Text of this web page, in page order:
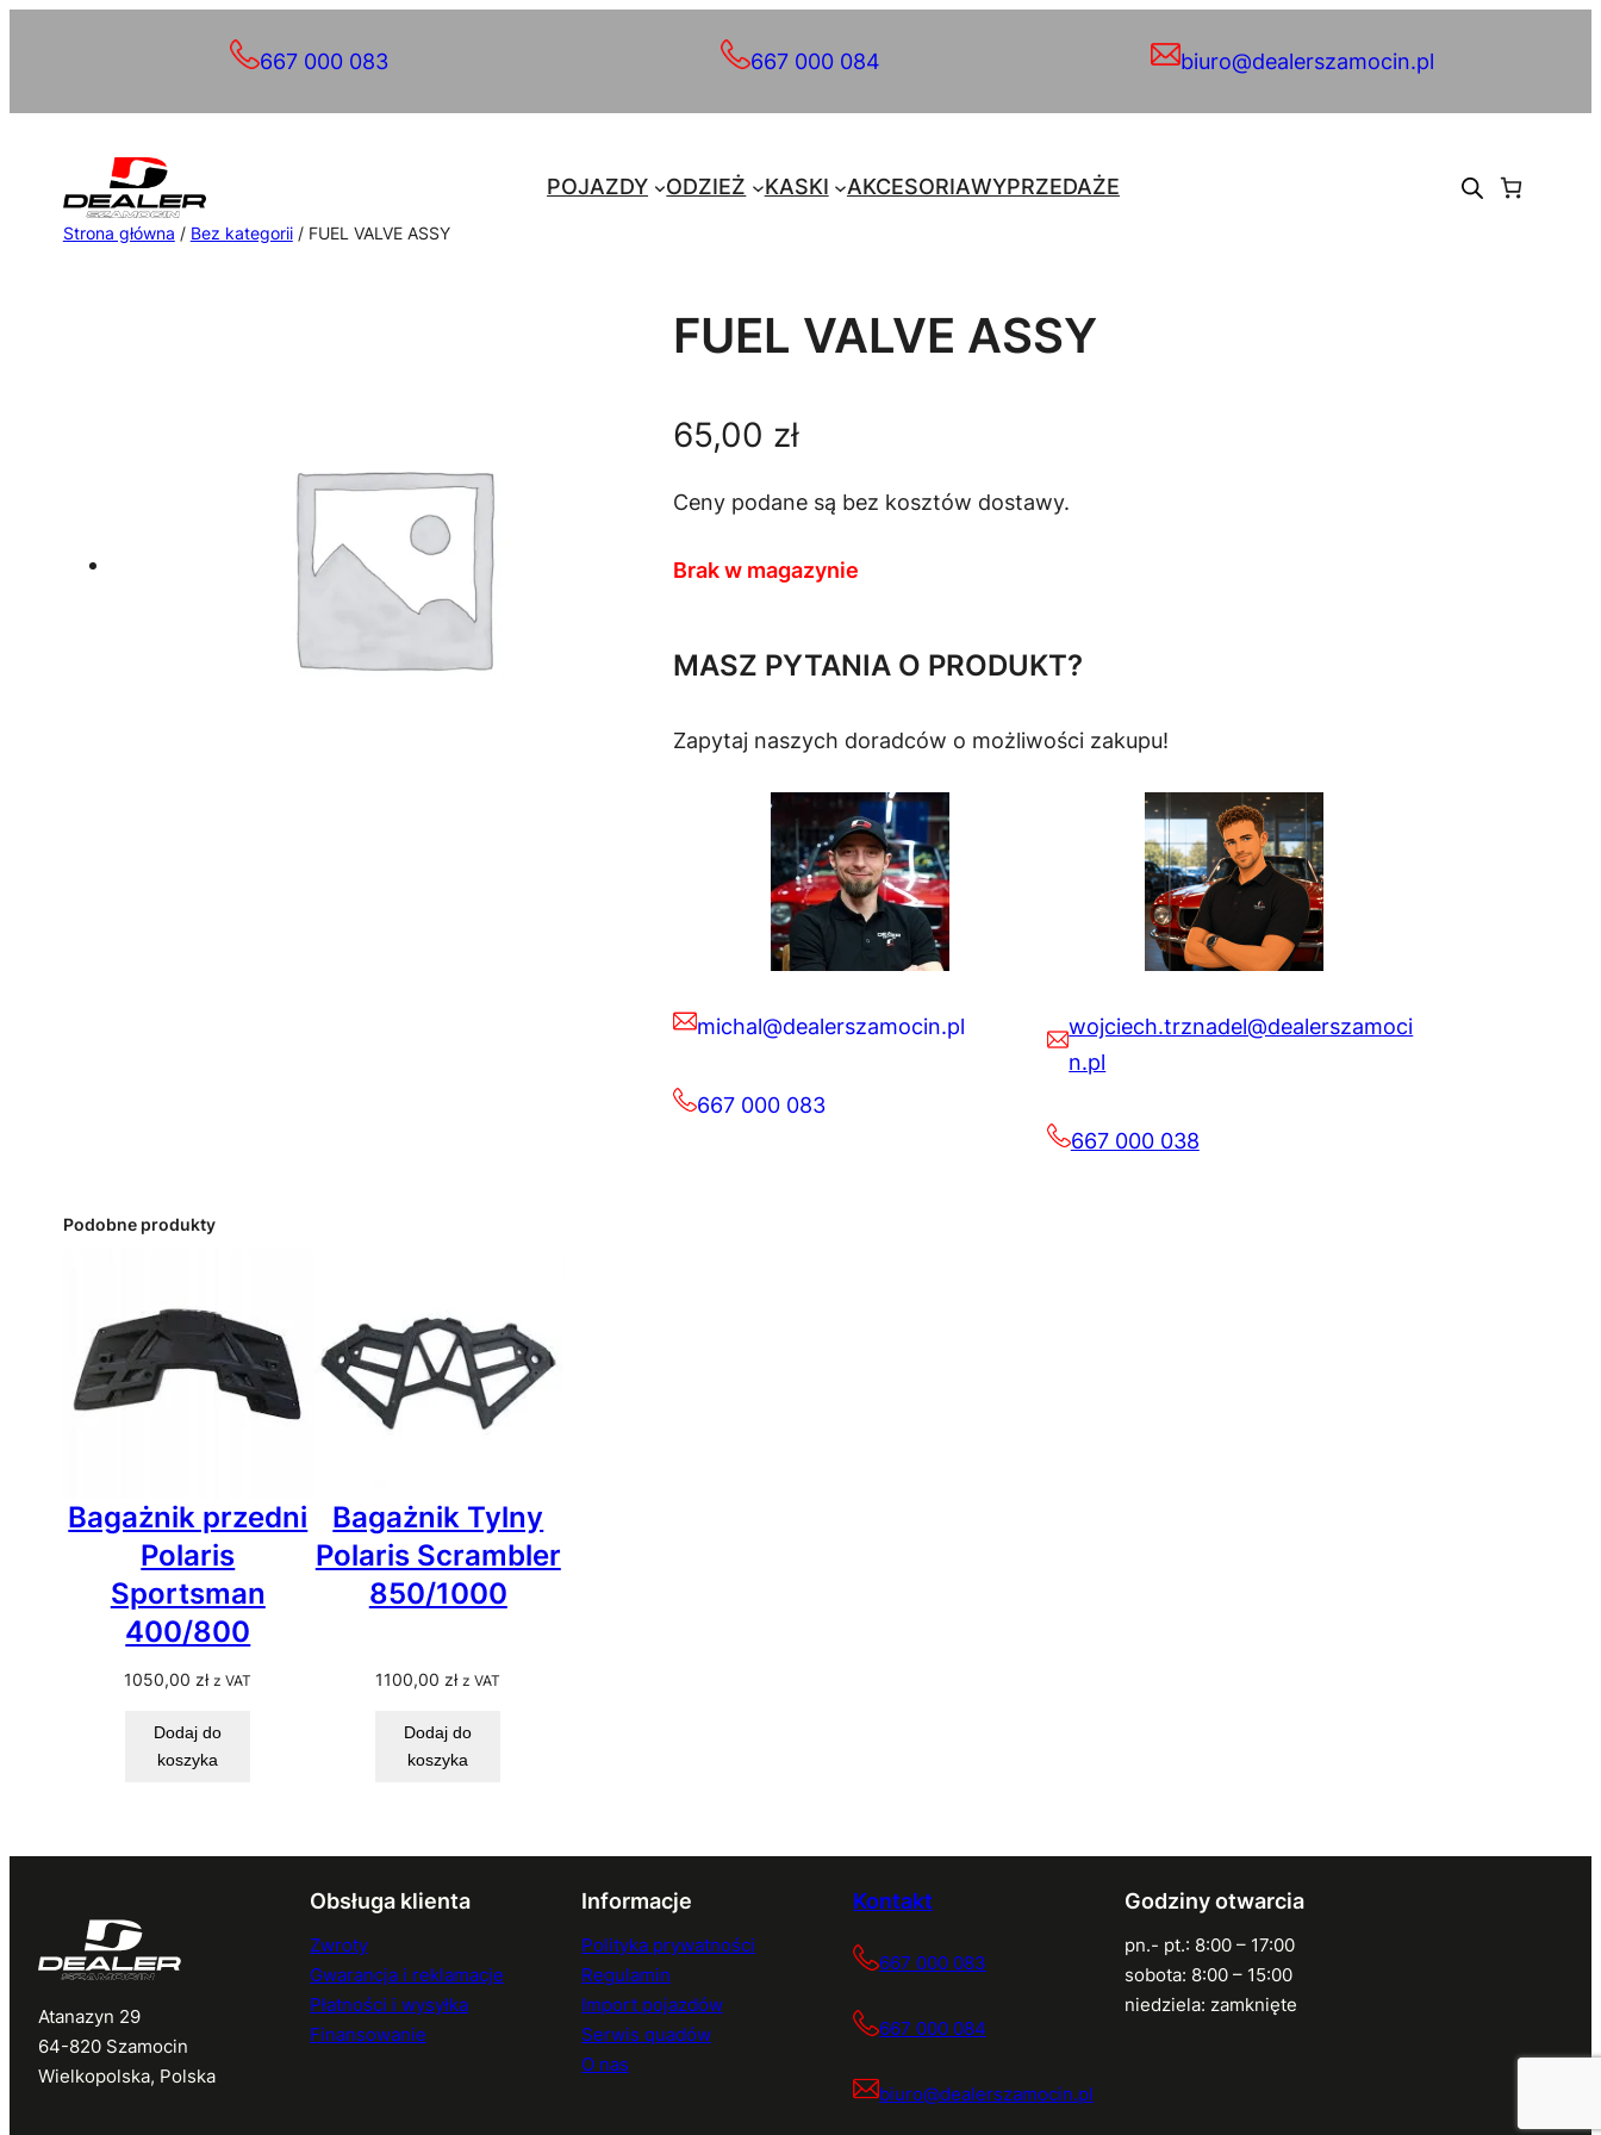
667 000 083 667 000 084 biuro@dealerszamocin.pl
POJAZDY ODZIEŻ KASKI AKCESORIAWYPRZEDAŻE
Strona główna / Bez kategorii/ FUEL VALVE ASSY
FUEL VALVE ASSY
65,00 zł
Ceny podane są bez kosztów dostawy.
Brak w magazynie
MASZ PYTANIA O PRODUKT?
Zapytaj naszych doradców o możliwości zakupu!
michal@dealerszamocin.pl
667 000 083
wojciech.trznadel@dealerszamoci
n.pl
667 000 038
Podobne produkty
Bagażnik przedni
Polaris
Sportsman
400/800
1050,00 zł z VAT
Dodaj do
koszyka
Bagażnik Tylny
Polaris Scrambler
850/1000
1100,00 zł z VAT
Dodaj do
koszyka
Atanazyn 29
64-820 Szamocin
Wielkopolska, Polska
Obsługa klienta
Zwroty
Gwarancja i reklamacje
Płatności i wysyłka
Finansowanie
Informacje
Polityka prywatności
Regulamin
Import pojazdów
Serwis quadów
O nas
Kontakt
667 000 083
667 000 084
biuro@dealerszamocin.pl
Godziny otwarcia
pn.- pt.: 8:00 – 17:00
sobota: 8:00 – 15:00
niedziela: zamknięte